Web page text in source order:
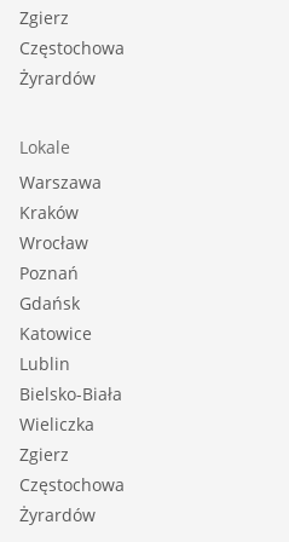
Zgierz
Częstochowa
Żyrardów
Lokale
Warszawa
Kraków
Wrocław
Poznań
Gdańsk
Katowice
Lublin
Bielsko-Biała
Wieliczka
Zgierz
Częstochowa
Żyrardów